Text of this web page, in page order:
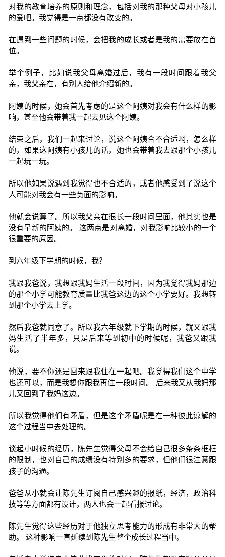
对我的教育培养的原则和理念，包括对我的那种父母对小孩儿
的爱吧。我觉得是一点都没有改变的。
在遇到一些问题的时候，会把我的成长或者是我的需要放在首
位。
举个例子，比如说我父母离婚过后，我有一段时间跟着我父
亲，我父亲在，有别人给他介绍新的。
阿姨的时候，她会首先考虑的是这个阿姨对我会有什么样的影
响，甚至他会带着我一起去见这个阿姨。
结束之后，我们一起来讨论，说这个阿姨合不合适啊，怎么样
的，如果这阿姨有小孩儿的话，她也会带着我去跟那个小孩儿
一起玩一玩。
所以他如果说遇到我觉得也不合适的，或者他感受到了说这个
人可能对我会有一些负面的影响。
他就会说算了。所以我父亲在很长一段时间里面，他其实也是
没有早新的阿姨的。 这两点是对离婚，对我影响比较小的一个
很重要的原因。
到六年级下学期的时候，我？
我跟我爸说，我想跟我妈生活一段时间，因为我觉得我妈那边
的那个小学可能教育质量比我爸这边的这个小学要好。我想转
到那个小学去上学。
然后我爸就同意了。所以我六年级就下学期的时候，就又跟我
妈生活了半年多，只是后来等到初中的时候呢，我爸又跟我
说。
他说，要不你还是回来跟我住在一起吧。我觉得我们这个中学
也还可以，而是我想你跟我再住一段时间。 后来我又从我妈那
儿又回到了我妈这边。
所以我觉得他们有矛盾，但是这个矛盾呢是在一种彼此谅解的
这个过程当中去处理的。
谈起小时候的经历，陈先生觉得父母不会给自己很多条条框框
的限制，也对自己的成绩没有特别多的要求，但他们很注意跟
孩子的沟通。
爸爸从小就会让陈先生订阅自己感兴趣的报纸，经济，政治科
技等等方面都有设计，两人也会一起看报讨论。
陈先生觉得这些经历对于他独立思考能力的形成有非常大的帮
助。 这种影响一直延续到陈先生整个成长过程当中。